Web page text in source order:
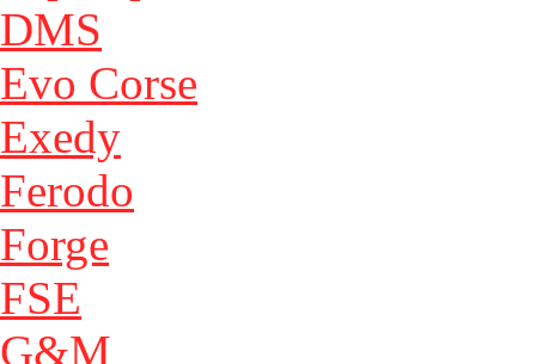
DMS
Evo Corse
Exedy
Ferodo
Forge
FSE
G&M